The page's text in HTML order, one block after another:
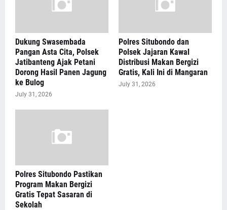
Dukung Swasembada
Pangan Asta Cita, Polsek
Jatibanteng Ajak Petani
Dorong Hasil Panen Jagung
ke Bulog
July 31, 2026
Polres Situbondo dan
Polsek Jajaran Kawal
Distribusi Makan Bergizi
Gratis, Kali Ini di Mangaran
July 31, 2026
Polres Situbondo Pastikan
Program Makan Bergizi
Gratis Tepat Sasaran di
Sekolah